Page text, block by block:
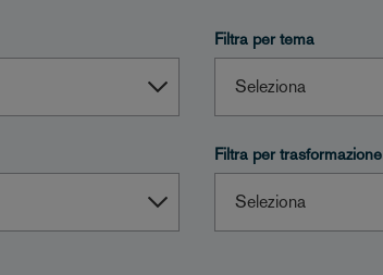
Filtra per tema
Filtra per trasformazione